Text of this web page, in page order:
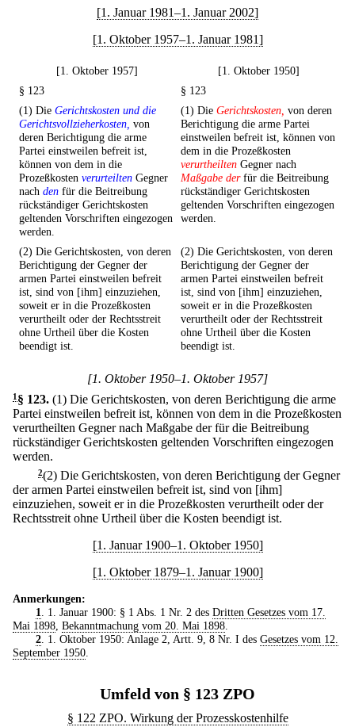
[1. Januar 1981–1. Januar 2002]
[1. Oktober 1957–1. Januar 1981]
[1. Oktober 1957]
[1. Oktober 1950]
§ 123
§ 123
(1) Die Gerichtskosten und die
Gerichtsvollzieherkosten, von
deren Berichtigung die arme
Partei einstweilen befreit ist,
können von dem in die
Prozeßkosten verurteilten Gegner
nach den für die Beitreibung
rückständiger Gerichtskosten
geltenden Vorschriften eingezogen
werden.
(1) Die Gerichtskosten, von deren
Berichtigung die arme Partei
einstweilen befreit ist, können von
dem in die Prozeßkosten
verurtheilten Gegner nach
Maßgabe derfür die Beitreibung
rückständiger Gerichtskosten
geltenden Vorschriften eingezogen
werden.
(2) Die Gerichtskosten, von deren
Berichtigung der Gegner der
armen Partei einstweilen befreit
ist, sind von [ihm] einzuziehen,
soweit er in die Prozeßkosten
verurtheilt oder der Rechtsstreit
ohne Urtheil über die Kosten
beendigt ist.
(2) Die Gerichtskosten, von deren
Berichtigung der Gegner der
armen Partei einstweilen befreit
ist, sind von [ihm] einzuziehen,
soweit er in die Prozeßkosten
verurtheilt oder der Rechtsstreit
ohne Urtheil über die Kosten
beendigt ist.
[1. Oktober 1950–1. Oktober 1957]
1§ 123. (1) Die Gerichtskosten, von deren Berichtigung die arme
Partei einstweilen befreit ist, können von dem in die Prozeßkosten
verurtheilten Gegner nach Maßgabe der für die Beitreibung
rückständiger Gerichtskosten geltenden Vorschriften eingezogen
werden.
2(2) Die Gerichtskosten, von deren Berichtigung der Gegner
der armen Partei einstweilen befreit ist, sind von [ihm]
einzuziehen, soweit er in die Prozeßkosten verurtheilt oder der
Rechtsstreit ohne Urtheil über die Kosten beendigt ist.
[1. Januar 1900–1. Oktober 1950]
[1. Oktober 1879–1. Januar 1900]
Anmerkungen:
1
. 1. Januar 1900: § 1 Abs. 1 Nr. 2 des Dritten Gesetzes vom 17.
Mai 1898 Bekanntmachung vom 20. Mai 1898
2. 1. Oktober 1950: Anlage 2, Artt. 9, 8 Nr. I des Gesetzes vom 12.
September 1950
Umfeld von § 123 ZPO
§ 122 ZPO. Wirkung der Prozesskostenhilfe